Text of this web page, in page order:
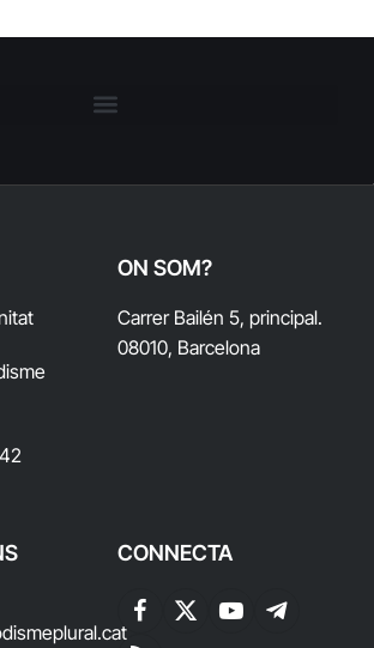
ON SOM?
Carrer Bailén 5, principal.
08010, Barcelona
CONNECTA
Facebook
X
YouTubeTelegram